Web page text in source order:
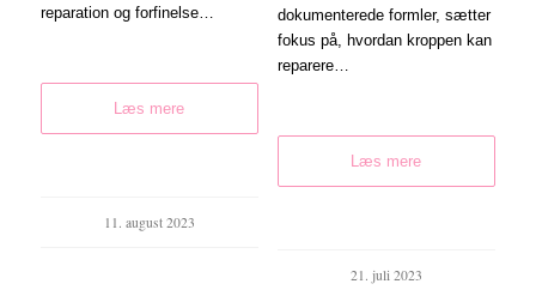
reparation og forfinelse…
Læs mere
11. august 2023
dokumenterede formler, sætter
fokus på, hvordan kroppen kan
reparere…
Læs mere
21. juli 2023